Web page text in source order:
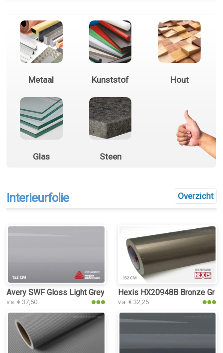
Metaal Kunststof Hout
Glas Steen
Overzicht
Interieurfolie
Avery SWF Gloss Light Grey interieurfolie
v.a. € 37,50
Hexis HX20948B Bronze
v.a. € 32,25